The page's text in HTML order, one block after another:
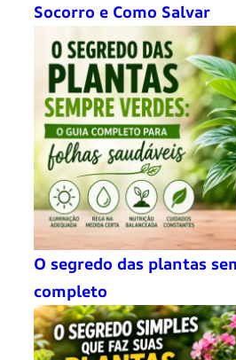
Socorro e Como Salvar
O segredo das plantas
completo